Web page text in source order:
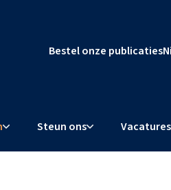
Bestel onze publicaties
Steun ons Vacatures